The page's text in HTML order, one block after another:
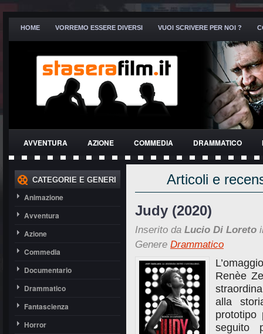
HOME VORREMO ESSERE DIVERSI VUOI SCRIVERE PER NOI ?
AVVENTURA AZIONE COMMEDIA DRAMMATICO
THRILLER
CATEGORIE E GENERI
Animazione
Avventura
Azione
Commedia
Documentario
Drammatico
Fantascienza
Horror
Articoli e
Judy (2020)
Inserito da Lucio Di Loreto
Genere Drammatico
Renèe
alla
prototipo
seguito